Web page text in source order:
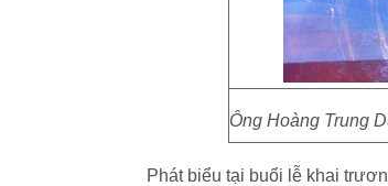
Ông Hoàng Trung
Phát biểu tại buổi lễ khai